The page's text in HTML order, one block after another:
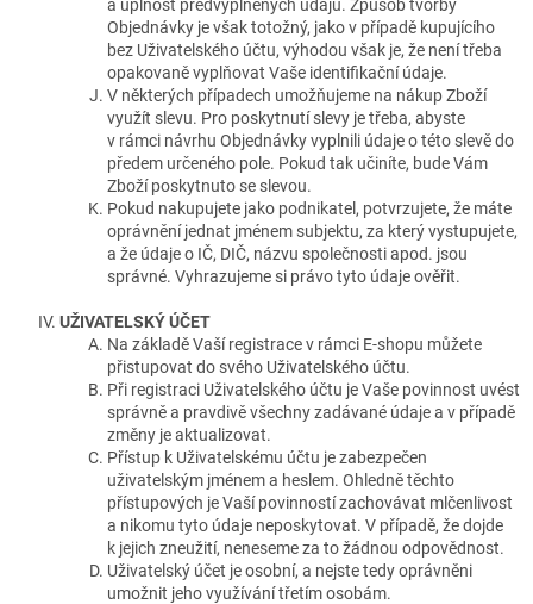
a úplnost předvyplněných údajů. Způsob tvorby
Objednávky je však totožný, jako v případě kupujícího
bez Uživatelského účtu, výhodou však je, že není třeba
opakovaně vyplňovat Vaše identifikační údaje.
V některých případech umožňujeme na nákup Zboží
využít slevu. Pro poskytnutí slevy je třeba, abyste
v rámci návrhu Objednávky vyplnili údaje o této slevě do
předem určeného pole. Pokud tak učiníte, bude Vám
Zboží poskytnuto se slevou.
Pokud nakupujete jako podnikatel, potvrzujete, že máte
oprávnění jednat jménem subjektu, za který vystupujete,
a že údaje o IČ, DIČ, názvu společnosti apod. jsou
správné. Vyhrazujeme si právo tyto údaje ověřit.
UŽIVATELSKÝ ÚČET
Na základě Vaší registrace v rámci E-shopu můžete
přistupovat do svého Uživatelského účtu.
Při registraci Uživatelského účtu je Vaše povinnost uvést
správně a pravdivě všechny zadávané údaje a v případě
změny je aktualizovat.
Přístup k Uživatelskému účtu je zabezpečen
uživatelským jménem a heslem. Ohledně těchto
přístupových je Vaší povinností zachovávat mlčenlivost
a nikomu tyto údaje neposkytovat. V případě, že dojde
k jejich zneužití, neneseme za to žádnou odpovědnost.
Uživatelský účet je osobní, a nejste tedy oprávněni
umožnit jeho využívání třetím osobám.